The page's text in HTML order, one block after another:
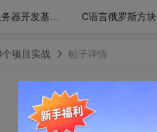
服务器开发基础-udp/ip网络模型 C语言俄罗斯方块
项目实战 帖子详情